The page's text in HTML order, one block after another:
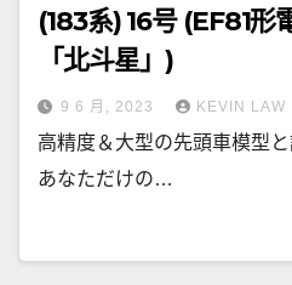
(183系) 16号 (EF81形
「北斗星」)
9 6 月, 2023 KEVIN LAW
高精度＆大型の先頭車模型
あなただけの…